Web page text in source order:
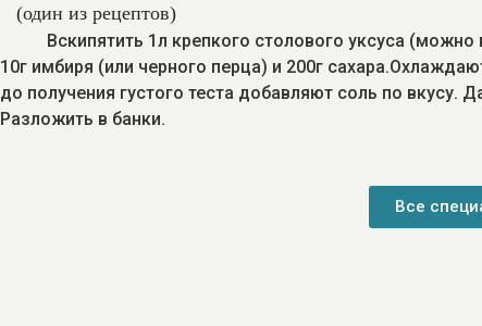
(один из рецептов)
Вскипятить 1л крепкого столового уксуса
10г имбиря (или черного перца) и 200г
до получения густого теста добавляют соль по вкусу.
Разложить в банки.
Все